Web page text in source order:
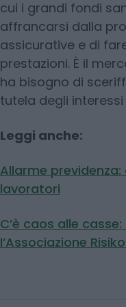
cui i grandi fondi
affrancarsi dalla
assicurative e di
prestazioni. È il
ha bisogno di
tutela degli
Leggi anche:
Allarme
lavoratori
C’è caos alle
l’Associazione